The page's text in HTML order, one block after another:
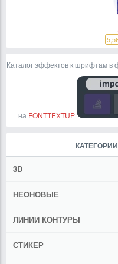
Каталог эффектов к шрифтам в
на FONTTEXTUP
3D
НЕОНОВЫЕ
ЛИНИИ КОНТУРЫ
СТИКЕР